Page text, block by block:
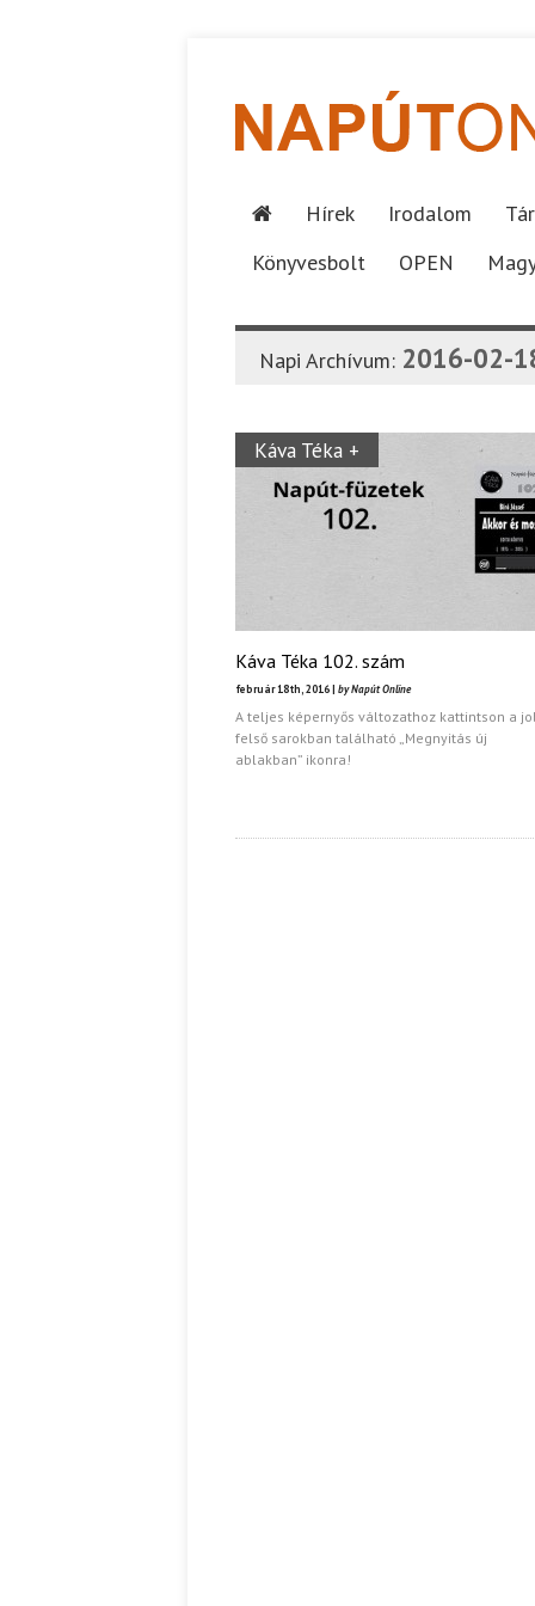
Hírek Irodalom
Könyvesbolt
OPEN
Napi Archívum: 2016-02-
Káva Téka +
Káva Téka 102. szám
február 18th, 2016 | by Napút Online
A teljes képernyős változathoz kattintson a
felső sarokban található „Megnyitás új
ablakban” ikonra!